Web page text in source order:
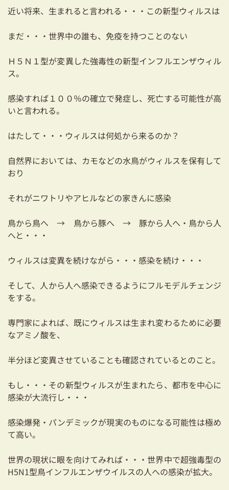
近い将来、生まれると言われる・・・この新型ウィルスは
まだ・・・世界中の誰も、免疫を持つことのない
Ｈ５Ｎ１型が変異した強毒性の新型インフルエンザウィル
ス。
感染すれば１００％の確立で発症し、死亡する可能性が高
いと言われる。
はたして・・・ウィルスは何処から来るのか？
自然界においては、カモなどの水鳥がウィルスを保有して
おり
それがニワトリやアヒルなどの家きんに感染
鳥から鳥へ → 鳥から豚へ → 豚から人へ・鳥から人
へと・・・
ウィルスは変異を続けながら・・・感染を続け・・・
そして、人から人へ感染できるようにフルモデルチェンジ
をする。
専門家によれば、既にウィルスは生まれ変わるために必要
なアミノ酸を、
半分ほど変異させていることも確認されているとのこと。
もし・・・その新型ウィルスが生まれたら、都市を中心に
感染が大流行し・・・
感染爆発・パンデミックが現実のものになる可能性は極め
て高い。
世界の現状に眼を向けてみれば・・・世界中で超強毒型の
H5N1型鳥インフルエンザウイルスの人への感染が拡大。